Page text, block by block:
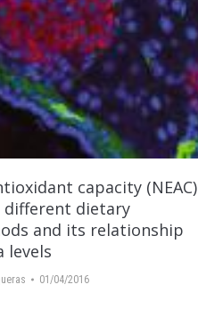
capacity (NEAC)
dietary
and its relationship
levels
01/04/2016